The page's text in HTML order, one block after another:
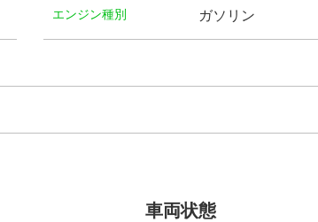
エンジン種別 ガソリン
車両状態